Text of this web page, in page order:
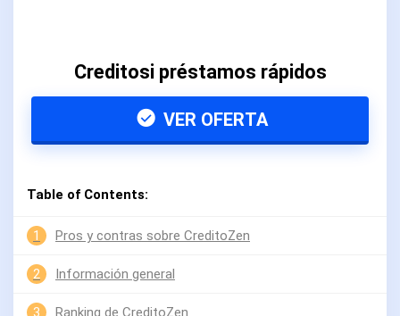
Creditosi préstamos rápidos
VER OFERTA
Table of Contents:
1 Pros y contras sobre CreditoZen
2 Información general
3 Ranking de CreditoZen